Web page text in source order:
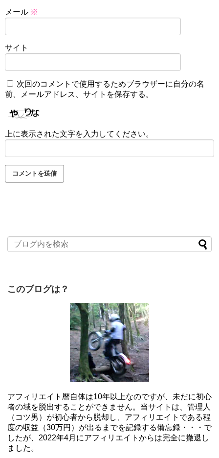
メール ※
サイト
次回のコメントで使用するためブラウザーに自分の名
前、メールアドレス、サイトを保存する。
上に表示された文字を入力してください。
このブログは？
アフィリエイト暦自体は10年以上なのですが、未だに初心
者の域を脱出することができません。当サイトは、管理人
（コツ男）が初心者から脱却し、アフィリエイトである程
度の収益（30万円）が出るまでを記録する備忘録・・・で
したが、2022年4月にアフィリエイトからは完全に撤退し
ました。